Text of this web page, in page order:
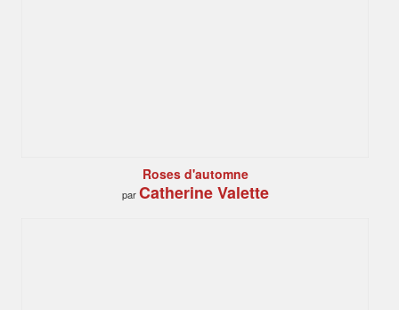
Roses d'automne
parCatherine Valette